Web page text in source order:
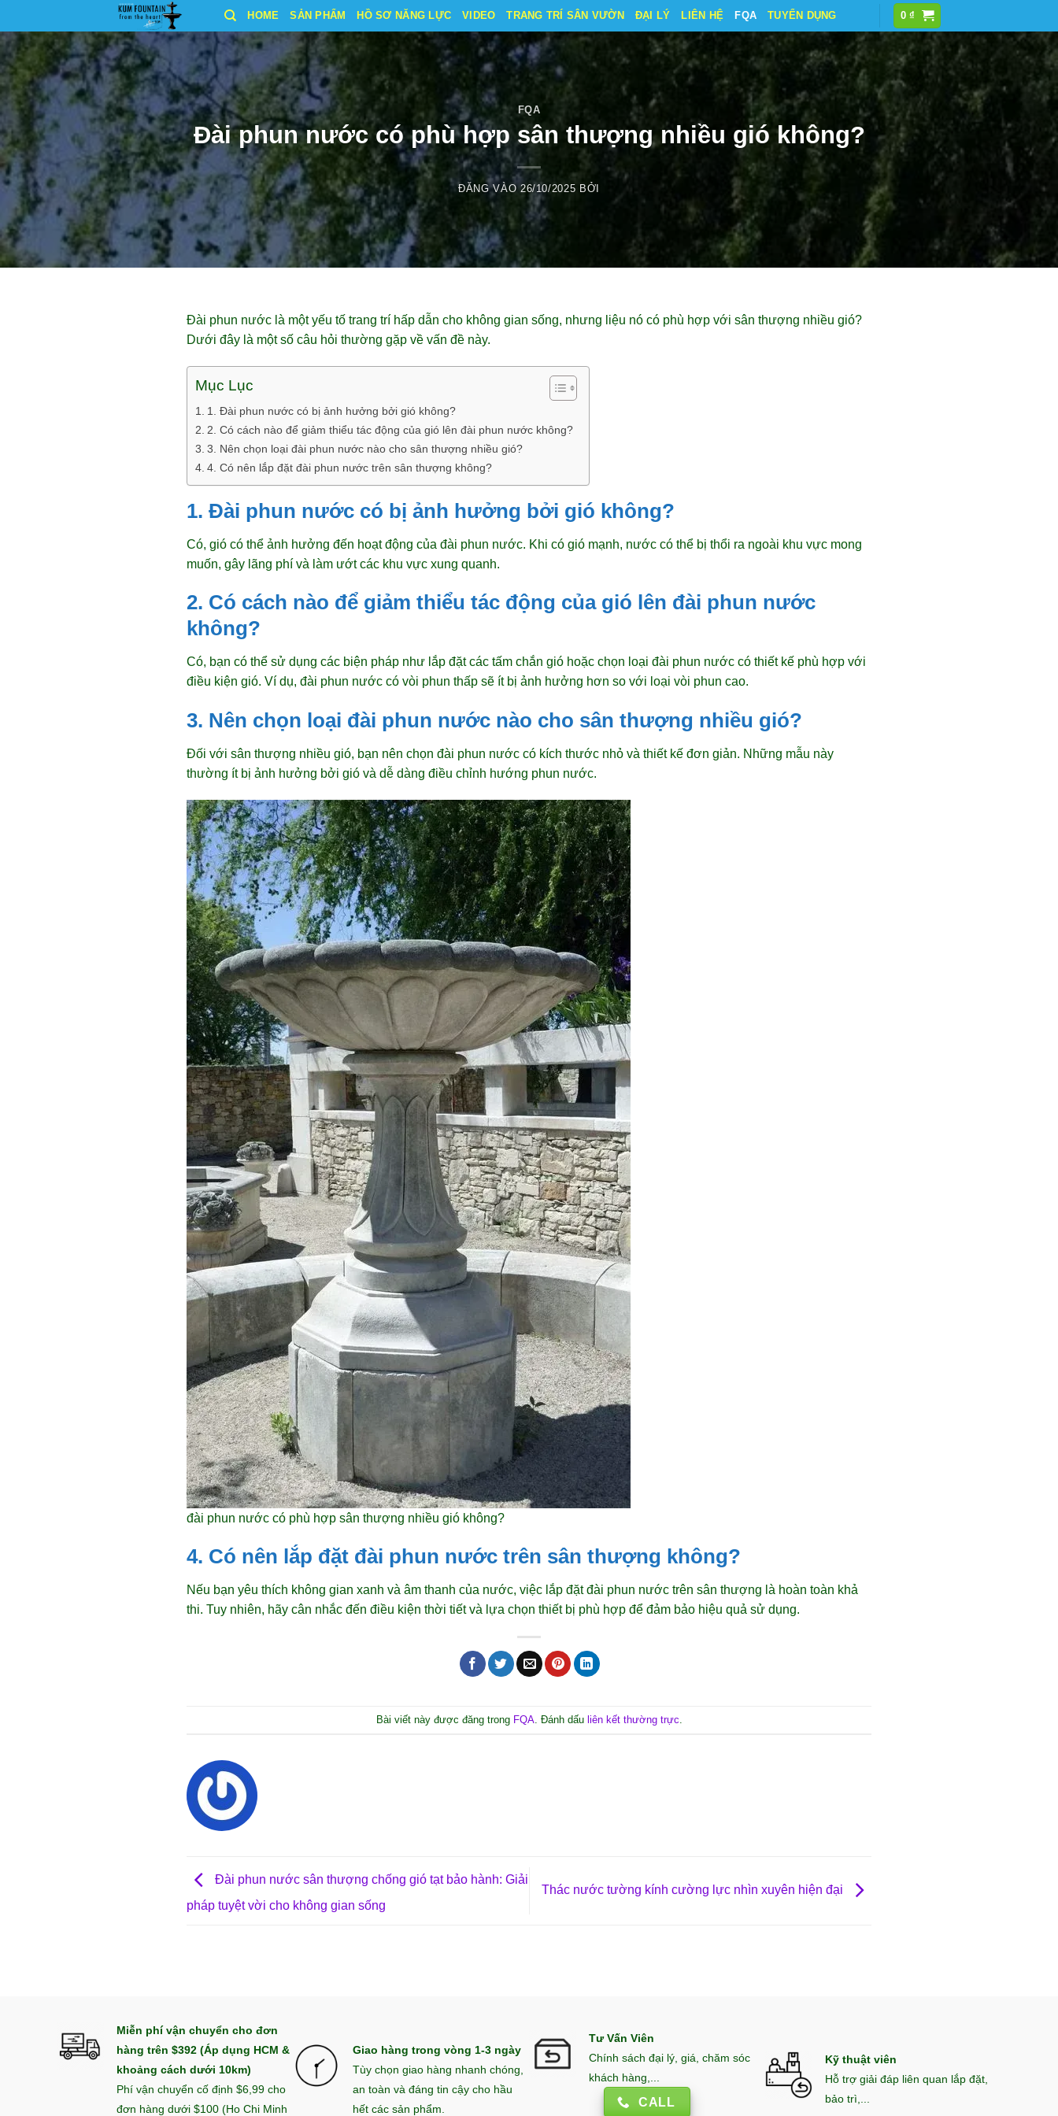
qua
nội
dung
HOME SẢN PHẨM HỒ SƠ NĂNG LỰC VIDEO TRANG TRÍ SÂN VƯỜN ĐẠI LÝ LIÊN HỆ FQA TUYỂN DỤNG 0₫
FQA
Đài phun nước có phù hợp sân thượng nhiều gió không?
ĐĂNG VÀO26/10/2025 BỞI
Đài phun nước là một yếu tố trang trí hấp dẫn cho không gian sống, nhưng liệu nó có phù hợp với sân thượng nhiều gió?
Dưới đây là một số câu hỏi thường gặp về vấn đề này.
Mục Lục
1. Đài phun nước có bị ảnh hưởng bởi gió không?
2. Có cách nào để giảm thiểu tác động của gió lên đài phun nước không?
3. Nên chọn loại đài phun nước nào cho sân thượng nhiều gió?
4. Có nên lắp đặt đài phun nước trên sân thượng không?
1. Đài phun nước có bị ảnh hưởng bởi gió không?
Có, gió có thể ảnh hưởng đến hoạt động của đài phun nước. Khi có gió mạnh, nước có thể bị thổi ra ngoài khu vực mong
muốn, gây lãng phí và làm ướt các khu vực xung quanh.
2. Có cách nào để giảm thiểu tác động của gió lên đài phun nước
không?
Có, bạn có thể sử dụng các biện pháp như lắp đặt các tấm chắn gió hoặc chọn loại đài phun nước có thiết kế phù hợp với
điều kiện gió. Ví dụ, đài phun nước có vòi phun thấp sẽ ít bị ảnh hưởng hơn so với loại vòi phun cao.
3. Nên chọn loại đài phun nước nào cho sân thượng nhiều gió?
Đối với sân thượng nhiều gió, bạn nên chọn đài phun nước có kích thước nhỏ và thiết kế đơn giản. Những mẫu này
thường ít bị ảnh hưởng bởi gió và dễ dàng điều chỉnh hướng phun nước.
đài phun nước có phù hợp sân thượng nhiều gió không?
4. Có nên lắp đặt đài phun nước trên sân thượng không?
Nếu bạn yêu thích không gian xanh và âm thanh của nước, việc lắp đặt đài phun nước trên sân thượng là hoàn toàn khả
thi. Tuy nhiên, hãy cân nhắc đến điều kiện thời tiết và lựa chọn thiết bị phù hợp để đảm bảo hiệu quả sử dụng.
Bài viết này được đăng trong FQA. Đánh dấu liên kết thường trực
Đài phun nước sân thượng chống gió tạt bảo hành: Giải
pháp tuyệt vời cho không gian sống
Thác nước tường kính cường lực nhìn xuyên hiện đại
Miễn phí vận chuyển cho đơn
hàng trên $392 (Áp dụng HCM &
khoảng cách dưới 10km)
Phí vận chuyển cố định $6,99 cho
đơn hàng dưới $100 (Ho Chi Minh
Giao hàng trong vòng 1-3 ngày
Tùy chọn giao hàng nhanh chóng,
an toàn và đáng tin cậy cho hầu
hết các sản phẩm.
Tư Vấn Viên
Chính sách đại lý, giá, chăm sóc
khách hàng,...
CALL
Kỹ thuật viên
Hỗ trợ giải đáp liên quan lắp đặt,
bảo trì,...